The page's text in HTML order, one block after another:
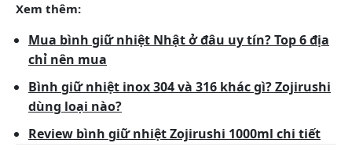
Xem thêm:
Mua bình giữ nhiệt Nhật ở đâu uy tín? Top 6 địa
chỉ nên mua
Bình giữ nhiệt inox 304 và 316 khác gì? Zojirushi
dùng loại nào?
Review bình giữ nhiệt Zojirushi 1000ml chi tiết